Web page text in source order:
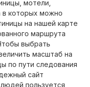
мотели,
в которых можно
на нашей карте
маршрута
выбрать
масштаб на
по пути следования
сайт
пользуется